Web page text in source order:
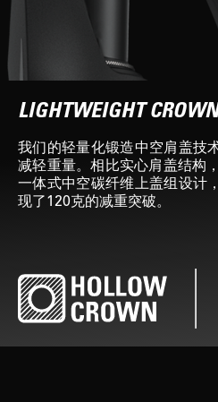
LIGHTWEIGHT
我们的轻量化锻造中空肩盖技
减轻重量。相比实心肩盖结构
一体式中空碳纤维上盖组设计
现了120克的减重突破。